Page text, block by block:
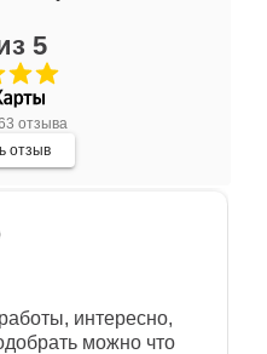
5
отзыва
отзыв
Каждое -
своей
всё! Спасибо!
интересно,
можно что